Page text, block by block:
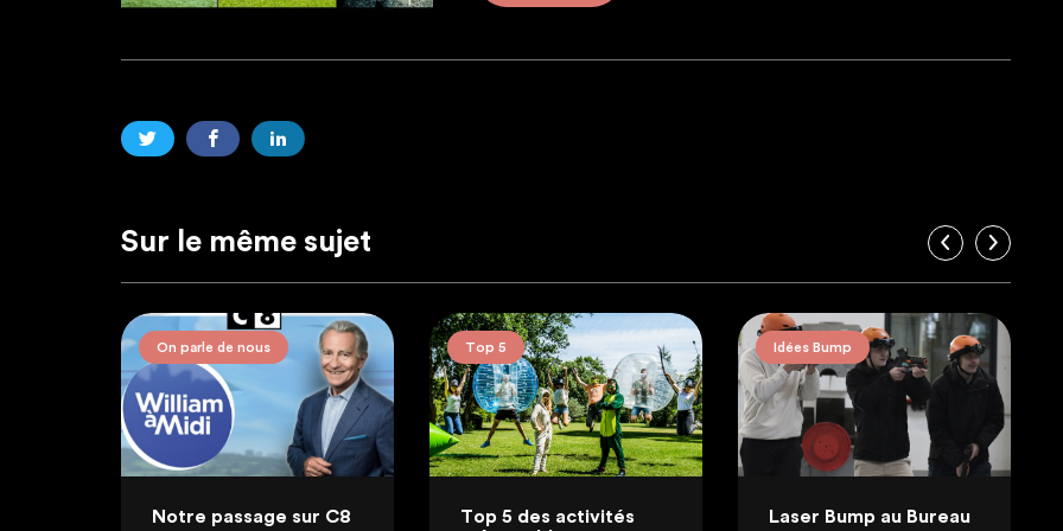
Sur le même sujet
On parle de nous
Notre passage sur C8
Top 5
Top 5 des activités
Idées Bump
Laser Bump au Bureau